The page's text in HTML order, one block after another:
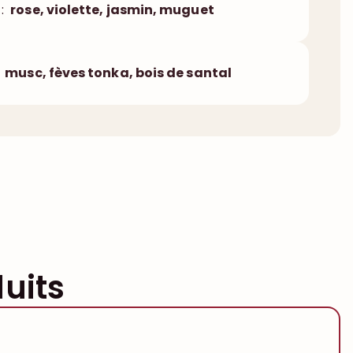
rose, violette, jasmin, muguet
musc, fèves tonka, bois de santal